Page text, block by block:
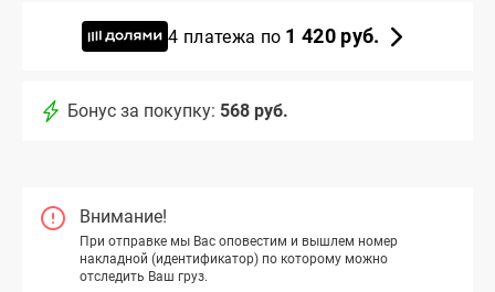
4 платежа по 1 420 руб.
Бонус за покупку: 568 руб.
Внимание!
При отправке мы Вас оповестим и вышлем номер
накладной (идентификатор) по которому можно
отследить Ваш груз.